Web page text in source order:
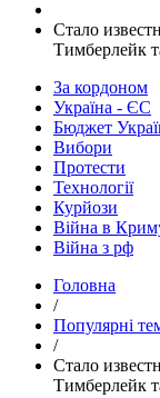
Стало
Тимберлейк
За кордоном
Україна - ЄС
Бюджет
Вибори
Протести
Технології
Курйози
Війна в
Війна з рф
Головна
/
Популярні
/
Стало
Тимберлейк